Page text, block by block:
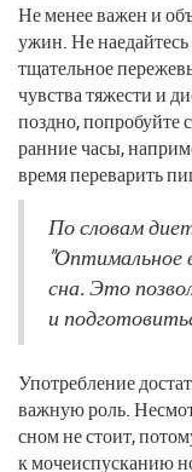
Не менее важен и
ужин. Не
тщательное
чувства тяжести и
поздно, попробуйте
ранние часы,
время переварить
По словам
"Оптимальное
сна. Это
и
Употребление
важную роль.
сном не стоит,
к мочеиспусканию